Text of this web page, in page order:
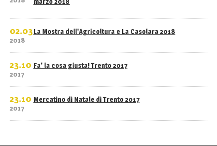
02.03
2018
La Mostra dell'Agricoltura e La Casolara 2018
23.10
2017
Fa' la cosa giusta! Trento 2017
23.10
2017
Mercatino di Natale di Trento 2017